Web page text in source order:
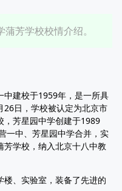
芳学校校情介绍。
中建校于1959年，是一所具
日，学校被认定为北京市
，芳星园中学创建于1989
一中、芳星园中学合并，实
学校，纳入北京十八中教
楼、实验室，装备了先进的